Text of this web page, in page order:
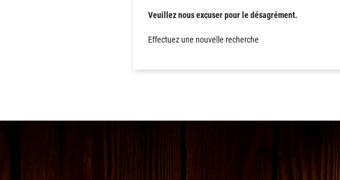
Veuillez nous excuser pour le désagrément.
Effectuez une nouvelle recherche